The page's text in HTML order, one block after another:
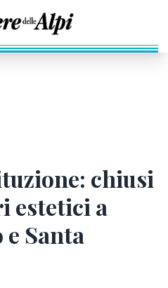
chiusi
estetici a
e Santa